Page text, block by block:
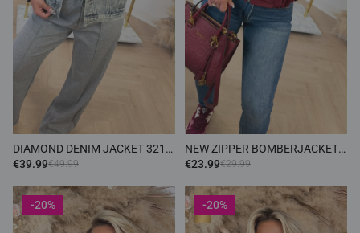
DIAMOND DENIM JACKET 3216
DENIMBLUE
€39.99€49.99
NEW ZIPPER BOMBERJACKET
BORDEAUX
€23.99€29.99
-20% -20%